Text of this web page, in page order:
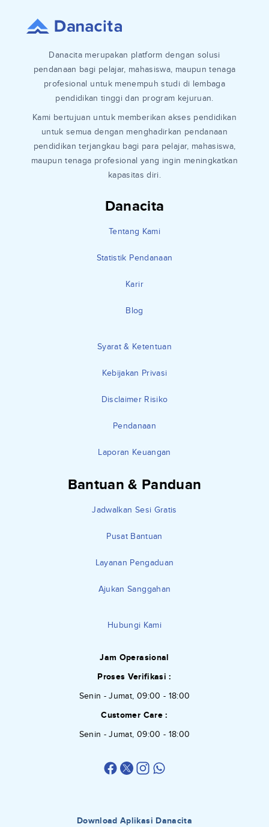
Danacita
Tentang Kami
Statistik Pendanaan
Karir
Blog
Syarat & Ketentuan
Kebijakan Privasi
Disclaimer Risiko
Pendanaan
Laporan Keuangan
Bantuan & Panduan
Jadwalkan Sesi Gratis
Pusat Bantuan
Layanan Pengaduan
Ajukan Sanggahan
Hubungi Kami
Jam Operasional
Proses Verifikasi :
Senin - Jumat, 09:00 - 18:00
Customer Care :
Senin - Jumat, 09:00 - 18:00
Danacita merupakan platform dengan solusi
pendanaan bagi pelajar, mahasiswa, maupun tenaga
profesional untuk menempuh studi di lembaga
pendidikan tinggi dan program kejuruan.
Kami bertujuan untuk memberikan akses pendidikan
untuk semua dengan menghadirkan pendanaan
pendidikan terjangkau bagi para pelajar, mahasiswa,
maupun tenaga profesional yang ingin meningkatkan
kapasitas diri.
Download Aplikasi Danacita